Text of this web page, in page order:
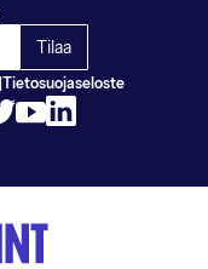
Tietosuojaseloste